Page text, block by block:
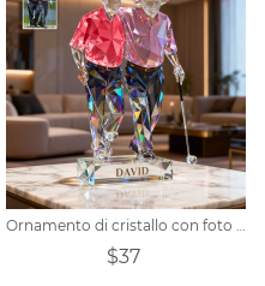
Ornamento di cristallo con foto personalizzata
$37